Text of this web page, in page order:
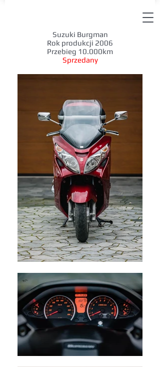
Suzuki Burgman
Rok produkcji 2006
Przebieg 10.000km
Sprzedany